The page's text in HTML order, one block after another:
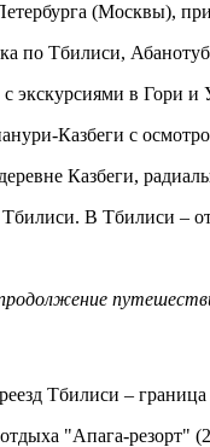
(Москвы),
по Тбилиси,
экскурсиями в Гори и
Казбеги с
Казбеги,
Тбилиси. В Тбилиси –
Тбилиси –
"Апага-резорт"